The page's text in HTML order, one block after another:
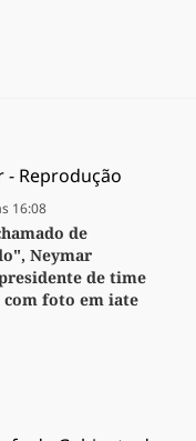
16:08
de
Neymar
de time
com foto em iate